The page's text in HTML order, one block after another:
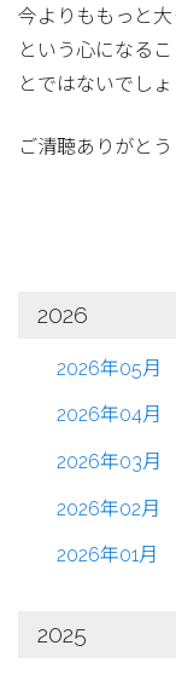
今よりももっと大
という心になるこ
とではないでしょ
ご清聴ありがとう
2026
2026年05月
2026年04月
2026年03月
2026年02月
2026年01月
2025